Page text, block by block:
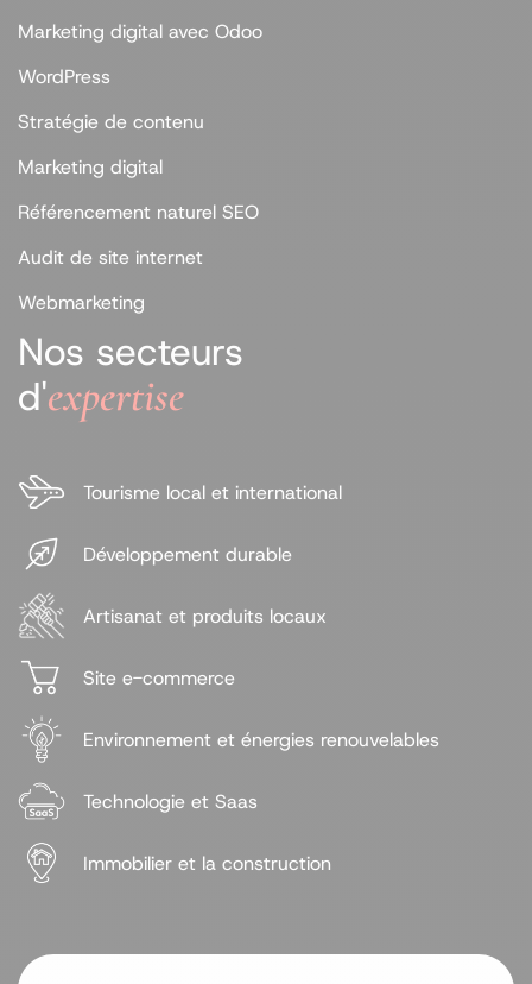
Marketing digital avec Odoo
WordPress
Stratégie de contenu
Marketing digital
Référencement naturel SEO
Audit de site internet
Webmarketing
Nos secteurs
d'expertise
Tourisme local et international
Développement durable
Artisanat et produits locaux
Site e-commerce
Environnement et énergies renouvelables
Technologie et Saas
Immobilier et la construction